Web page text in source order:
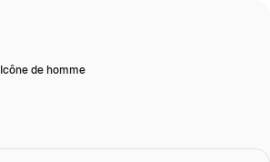
Icône de homme